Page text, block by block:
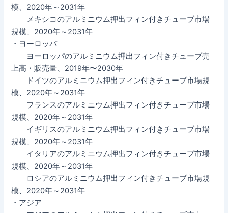
模、2020年～2031年
メキシコのアルミニウム押出フィン付きチューブ市場
規模、2020年～2031年
・ヨーロッパ
ヨーロッパのアルミニウム押出フィン付きチューブ売
上高・販売量、2019年〜2030年
ドイツのアルミニウム押出フィン付きチューブ市場規
模、2020年～2031年
フランスのアルミニウム押出フィン付きチューブ市場
規模、2020年～2031年
イギリスのアルミニウム押出フィン付きチューブ市場
規模、2020年～2031年
イタリアのアルミニウム押出フィン付きチューブ市場
規模、2020年～2031年
ロシアのアルミニウム押出フィン付きチューブ市場規
模、2020年～2031年
・アジア